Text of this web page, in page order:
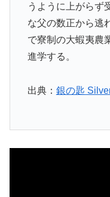
うように上がらず
な父の数正から逃
で寮制の大蝦夷農
進学する。
出典： 銀の匙